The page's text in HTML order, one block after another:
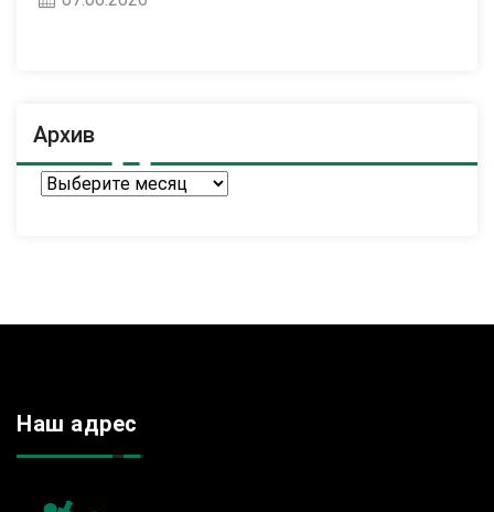
Архив
Архив
Наш адрес